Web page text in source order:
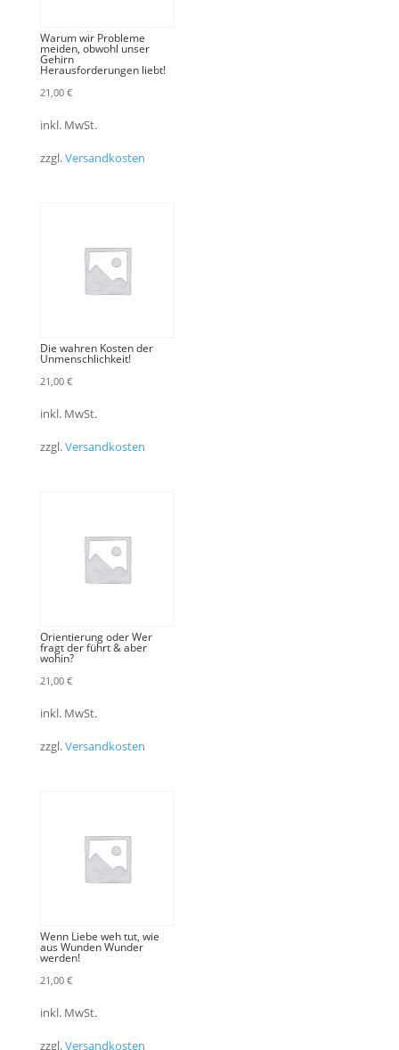
Warum wir Probleme
meiden, obwohl unser
Gehirn
Herausforderungen liebt!
21,00 €
inkl. MwSt.
zzgl.Versandkosten
Die wahren Kosten der
Unmenschlichkeit!
21,00 €
inkl. MwSt.
zzgl.Versandkosten
Orientierung oder Wer
fragt der führt & aber
wohin?
21,00 €
inkl. MwSt.
zzgl.Versandkosten
Wenn Liebe weh tut, wie
aus Wunden Wunder
werden!
21,00 €
inkl. MwSt.
zzgl.Versandkosten